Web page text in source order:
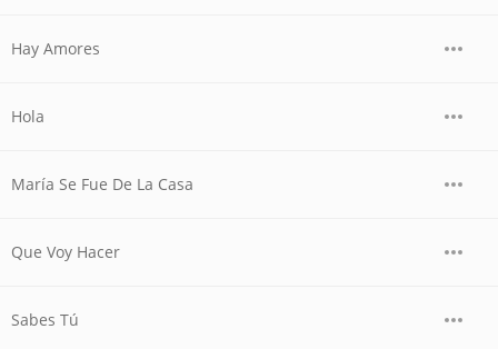
Hay Amores
Hola
María Se Fue De La Casa
Que Voy Hacer
Sabes Tú